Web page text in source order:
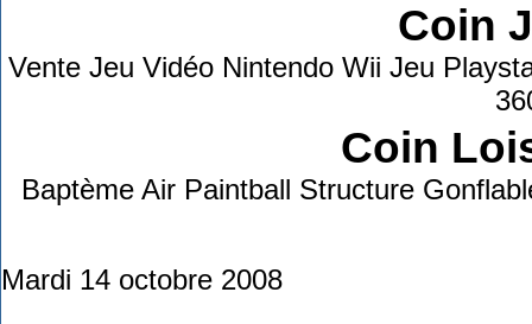
Coin
Vente Jeu Vidéo Nintendo Wii Jeu
Coin
Baptème Air Paintball Structure
Mardi 14 octobre 2008